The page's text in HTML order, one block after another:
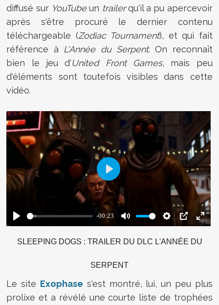
diffusé sur YouTubeun trailerqu'il a pu apercevoir
après s'être procuré le dernier contenu
téléchargeable (Zodiac Tournament), et qui fait
référence à L'Année du Serpent. On reconnaît
bien le jeu d'United Front Games, mais peu
d'éléments sont toutefois visibles dans cette
vidéo.
SLEEPING DOGS : TRAILER DU DLC L'ANNÉE DU
SERPENT
Le site Exophase s'est montré, lui, un peu plus
prolixe et a révélé une courte liste de trophées